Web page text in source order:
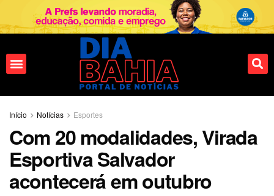
Início Notícias Esportes
Com 20 modalidades, Virada
Esportiva Salvador
acontecerá em outubro